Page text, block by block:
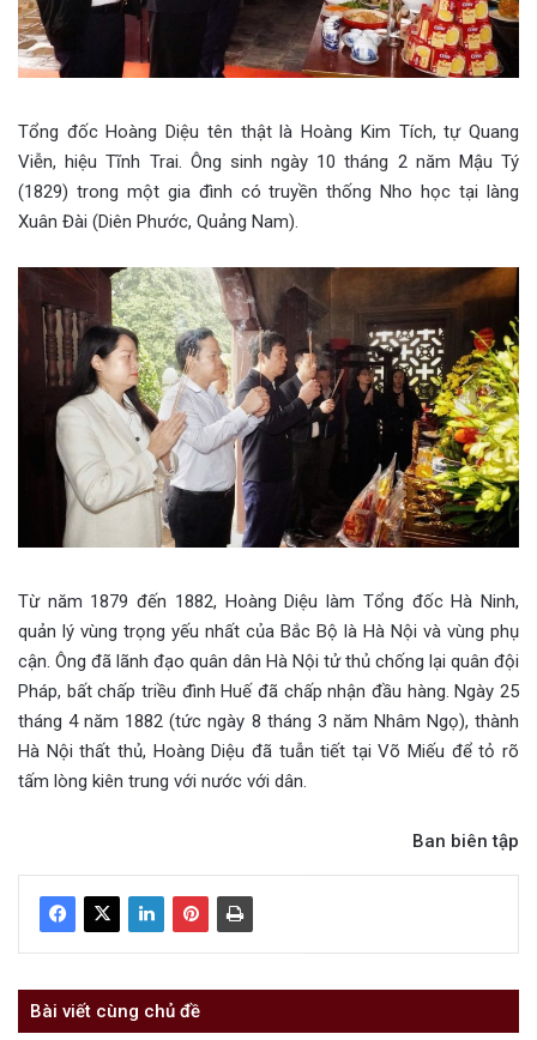
Tổng đốc Hoàng Diệu tên thật là Hoàng Kim Tích, tự Quang
Viễn, hiệu Tĩnh Trai. Ông sinh ngày 10 tháng 2 năm Mậu Tý
(1829) trong một gia đình có truyền thống Nho học tại làng
Xuân Đài (Diên Phước, Quảng Nam).
Từ năm 1879 đến 1882, Hoàng Diệu làm Tổng đốc Hà Ninh,
quản lý vùng trọng yếu nhất của Bắc Bộ là Hà Nội và vùng phụ
cận. Ông đã lãnh đạo quân dân Hà Nội tử thủ chống lại quân đội
Pháp, bất chấp triều đình Huế đã chấp nhận đầu hàng. Ngày 25
tháng 4 năm 1882 (tức ngày 8 tháng 3 năm Nhâm Ngọ), thành
Hà Nội thất thủ, Hoàng Diệu đã tuẫn tiết tại Võ Miếu để tỏ rõ
tấm lòng kiên trung với nước với dân.
Ban biên tập
Bài viết cùng chủ đề